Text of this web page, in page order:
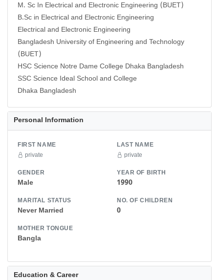
M. Sc In Electrical and Electronic Engineering (BUET)
B.Sc in Electrical and Electronic Engineering
Electrical and Electronic Engineering
Bangladesh University of Engineering and Technology
(BUET)
HSC Science Notre Dame College Dhaka Bangladesh
SSC Science Ideal School and College
Dhaka Bangladesh
Personal Information
FIRST NAME
private
LAST NAME
private
GENDER
Male
YEAR OF BIRTH
1990
MARITAL STATUS
Never Married
NO. OF CHILDREN
0
MOTHER TONGUE
Bangla
Education & Career